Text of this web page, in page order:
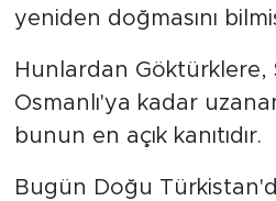
yeniden doğmasını
Hunlardan Göktürklere,
Osmanlı'ya kadar
bunun en açık kanıtıdır.
Bugün Doğu